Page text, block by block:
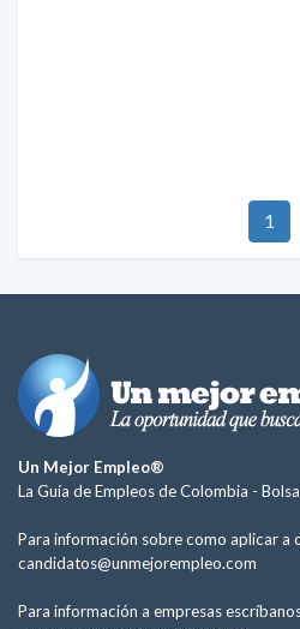
1
Un Mejor Empleo®
La Guía de Empleos de Colombia -
Para información sobre como aplicar a
candidatos@unmejorempleo.com
Para información a empresas